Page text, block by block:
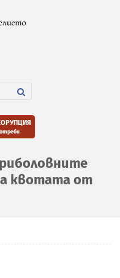
квотата от